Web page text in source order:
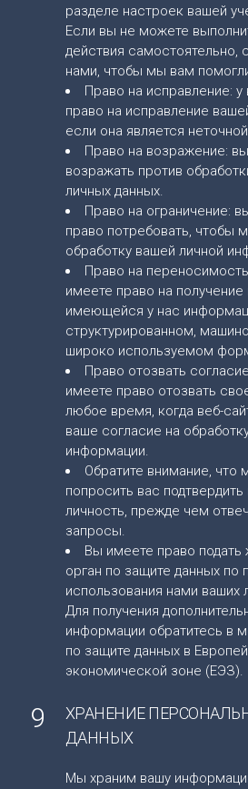
разделе настроек вашей
Если вы не можете
действия самостоятельно,
нами, чтобы мы вам
Право на исправление: у
право на исправление
если она является
Право на возражение:
возражать против
личных данных.
Право на ограничение:
право потребовать, чтобы
обработку вашей личной
Право на
имеете право на получение
имеющейся у нас
структурированном,
широко используемом
Право отозвать
имеете право отозвать
любое время, когда веб-
ваше согласие на
информации.
Обратите внимание,
попросить вас подтвердить
личность, прежде чем
запросы.
Вы имеете право подать
орган по защите данных по
использования нами ваших
Для получения
информации обратитесь в
по защите данных в
экономической зоне (ЕЭЗ).
9
ХРАНЕНИЕ
ДАННЫХ
Мы храним вашу